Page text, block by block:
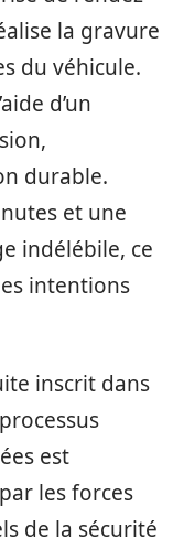
la gravure
du véhicule.
d’un
durable.
et une
indélébile, ce
intentions
inscrit dans
est
les forces
de la sécurité